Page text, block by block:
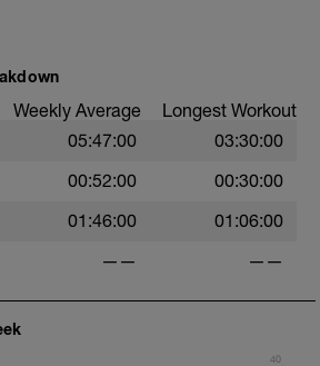
watch?v=s7-
watch?
Lateral:
watch?
en Banco:
watch?
Weekly Average Longest Workout
05:47:00 03:30:00
00:52:00 00:30:00
01:46:00 01:06:00
—— ——
40